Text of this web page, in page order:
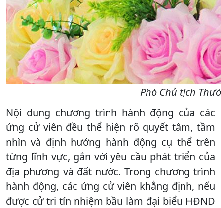
Phó Chủ tịch
Nội dung chương trình hành động của các
ứng cử viên đều thể hiện rõ quyết tâm, tầm
nhìn và định hướng hành động cụ thể trên
từng lĩnh vực, gắn với yêu cầu phát triển của
địa phương và đất nước. Trong chương trình
hành động, các ứng cử viên khẳng định, nếu
được cử tri tín nhiệm bầu làm đại biểu HĐND